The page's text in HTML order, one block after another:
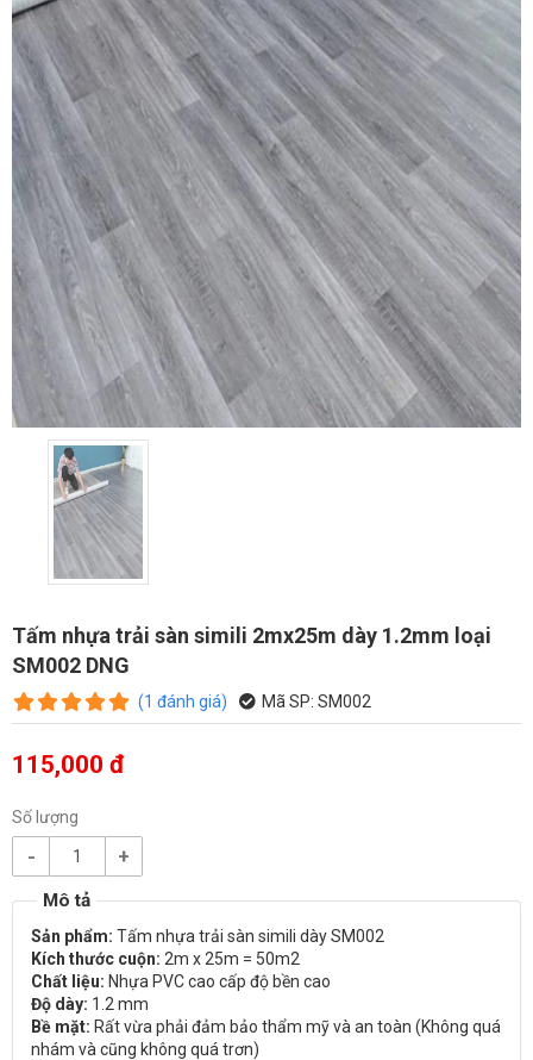
Tấm nhựa trải sàn simili 2mx25m dày 1.2mm loại
SM002 DNG
(1 đánh giá) Mã SP: SM002
115,000 đ
Số lượng
- +
Sản phẩm: Tấm nhựa trải sàn simili dày SM002
Kích thước cuộn: 2m x 25m = 50m2
Chất liệu: Nhựa PVC cao cấp độ bền cao
Độ dày: 1.2 mm
Bề mặt: Rất vừa phải đảm bảo thẩm mỹ và an toàn (Không quá
nhám và cũng không quá trơn)